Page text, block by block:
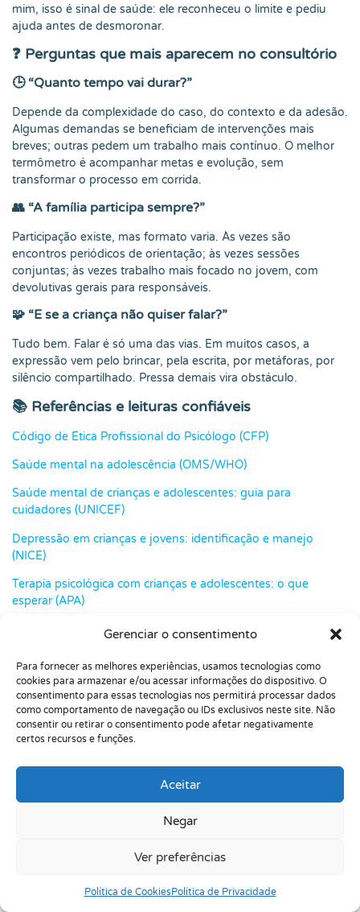
Gerenciar o consentimento
Para fornecer as melhores experiências, usamos tecnologias como
cookies para armazenar e/ou acessar informações do dispositivo. O
consentimento para essas tecnologias nos permitirá processar dados
como comportamento de navegação ou IDs exclusivos neste site. Não
consentir ou retirar o consentimento pode afetar negativamente
certos recursos e funções.
Aceitar
Negar
Ver preferências
Política de CookiesPolítica de Privacidade
mim, isso é sinal de saúde: ele reconheceu o limite e pediu
ajuda antes de desmoronar.
❓ Perguntas que mais aparecem no consultório
🕒 “Quanto tempo vai durar?”
Depende da complexidade do caso, do contexto e da adesão.
Algumas demandas se beneficiam de intervenções mais
breves; outras pedem um trabalho mais contínuo. O melhor
termômetro é acompanhar metas e evolução, sem
transformar o processo em corrida.
👥 “A família participa sempre?”
Participação existe, mas formato varia. Às vezes são
encontros periódicos de orientação; às vezes sessões
conjuntas; às vezes trabalho mais focado no jovem, com
devolutivas gerais para responsáveis.
🧩 “E se a criança não quiser falar?”
Tudo bem. Falar é só uma das vias. Em muitos casos, a
expressão vem pelo brincar, pela escrita, por metáforas, por
silêncio compartilhado. Pressa demais vira obstáculo.
📚 Referências e leituras confiáveis
Código de Ética Profissional do Psicólogo (CFP)
Saúde mental na adolescência (OMS/WHO)
Saúde mental de crianças e adolescentes: guia para
cuidadores (UNICEF)
Depressão em crianças e jovens: identificação e manejo
(NICE)
Terapia psicológica com crianças e adolescentes: o que
esperar (APA)
Biblioteca Virtual em Saúde do Ministério da Saúde (BVS/MS)
Perguntas Frequentes sobre:
Psicoterapia infantojuvenil
que esperar das primeiras sessões?
participação da família?